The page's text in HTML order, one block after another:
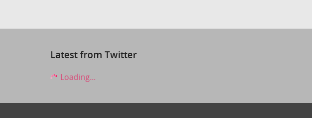
Latest from Twitter
Loading...